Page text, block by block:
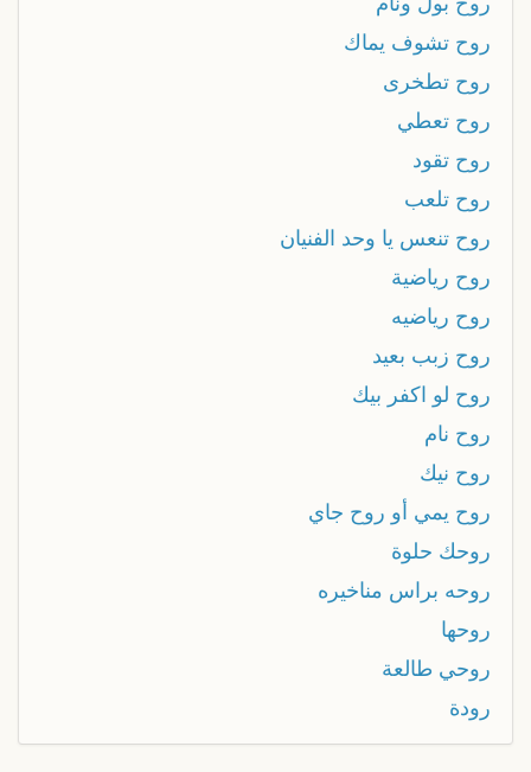
روح تشوف يماك
روح تطخرى
روح تعطي
روح تقود
روح تلعب
روح تنعس يا وحد الفنيان
روح رياضية
روح رياضيه
روح زبب بعيد
روح لو اكفر بيك
روح نام
روح نيك
روح يمي أو روح جاي
روحك حلوة
روحه براس مناخيره
روحها
روحي طالعة
رودة